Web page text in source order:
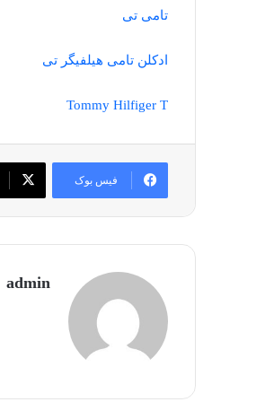
تامی تی
ادکلن تامی هیلفیگر تی
Tommy Hilfiger T
فیس بوک
admin